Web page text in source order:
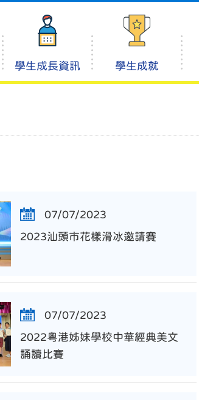
學生成長資訊 學生成就
07/07/2023
2023汕頭市花樣滑冰邀請賽
07/07/2023
2022粵港姊妹學校中華經典美文
誦讀比賽